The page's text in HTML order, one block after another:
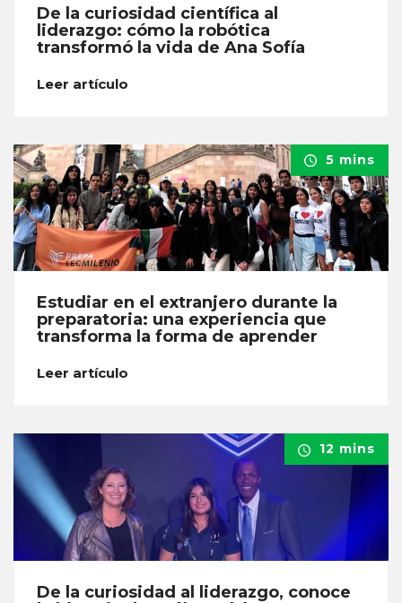
De la curiosidad científica al
liderazgo: cómo la robótica
transformó la vida de Ana Sofía
Leer artículo
5 mins
Estudiar en el extranjero durante la
preparatoria: una experiencia que
transforma la forma de aprender
Leer artículo
12 mins
De la curiosidad al liderazgo, conoce